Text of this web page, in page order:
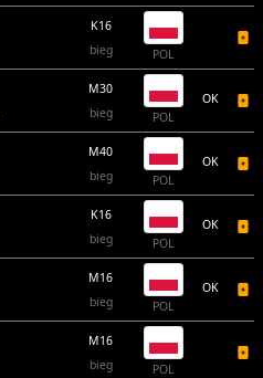
K16
bieg
POL
M30
bieg
POL
OK
M40
bieg
POL
OK
K16
bieg
POL
OK
M16
bieg
POL
OK
M16
bieg
POL